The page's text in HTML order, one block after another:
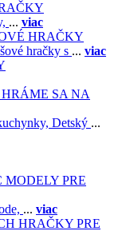
... viac
HRAČKY
hračky s ... viac
HRÁME SA NA
Detský ...
MODELY PRE
... viac
HRAČKY PRE